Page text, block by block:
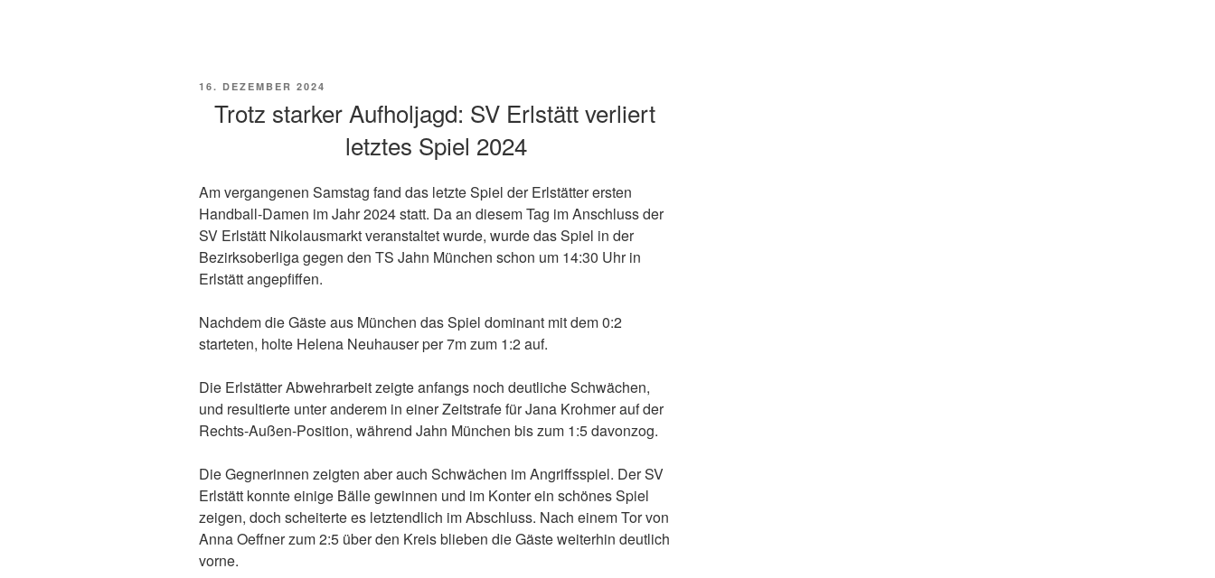
VERÖFFENTLICHT
16. DEZEMBER 2024
Trotz starker Aufholjagd: SV Erlstätt verliert
letztes Spiel 2024
Am vergangenen Samstag fand das letzte Spiel der Erlstätter ersten
Handball-Damen im Jahr 2024 statt. Da an diesem Tag im Anschluss der
SV Erlstätt Nikolausmarkt veranstaltet wurde, wurde das Spiel in der
Bezirksoberliga gegen den TS Jahn München schon um 14:30 Uhr in
Erlstätt angepfiffen.
Nachdem die Gäste aus München das Spiel dominant mit dem 0:2
starteten, holte Helena Neuhauser per 7m zum 1:2 auf.
Die Erlstätter Abwehrarbeit zeigte anfangs noch deutliche Schwächen,
und resultierte unter anderem in einer Zeitstrafe für Jana Krohmer auf der
Rechts-Außen-Position, während Jahn München bis zum 1:5 davonzog.
Die Gegnerinnen zeigten aber auch Schwächen im Angriffsspiel. Der SV
Erlstätt konnte einige Bälle gewinnen und im Konter ein schönes Spiel
zeigen, doch scheiterte es letztendlich im Abschluss. Nach einem Tor von
Anna Oeffner zum 2:5 über den Kreis blieben die Gäste weiterhin deutlich
vorne.